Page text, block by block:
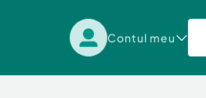
Contul meu